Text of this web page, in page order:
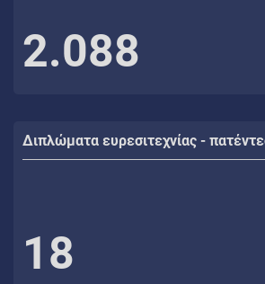
2.088
Διπλώματα ευρεσιτεχνίας -
18